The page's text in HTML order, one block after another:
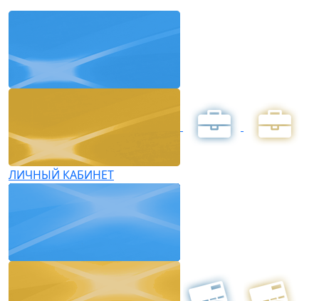
ЛИЧНЫЙ КАБИНЕТ